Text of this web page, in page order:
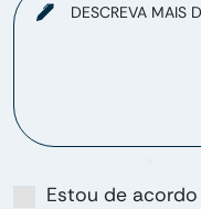
DESCREVA MAIS
Estou de